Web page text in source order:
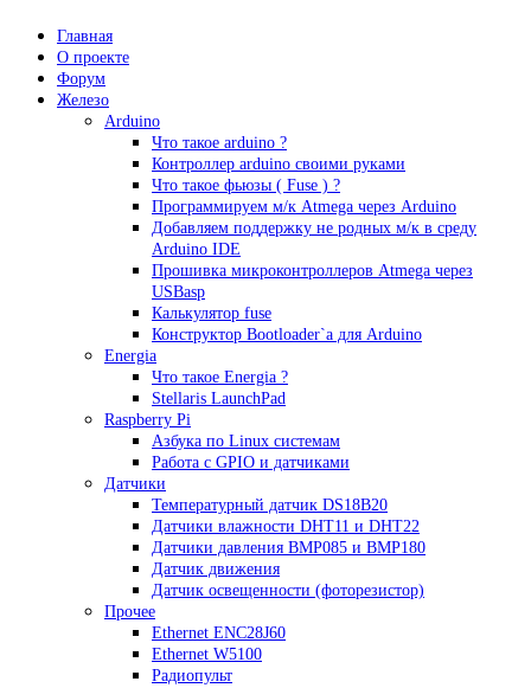
Главная
О проекте
Форум
Железо
Arduino
Что такое аrduino ?
Контроллер arduino своими руками
Что такое фьюзы ( Fuse ) ?
Программируем м/к Atmega через Arduino
Добавляем поддержку не родных м/к в среду
Arduino IDE
Прошивка микроконтроллеров Atmega через
USBasp
Калькулятор fuse
Конструктор Bootloader`а для Arduino
Energia
Что такое Energia ?
Stellaris LaunchPad
Raspberry Pi
Азбука по Linux системам
Работа с GPIO и датчиками
Датчики
Температурный датчик DS18B20
Датчики влажности DHT11 и DHT22
Датчики давления BMP085 и BMP180
Датчик движения
Датчик освещенности (фоторезистор)
Прочее
Ethernet ENC28J60
Ethernet W5100
Радиопульт